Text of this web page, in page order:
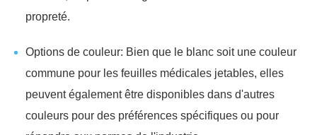
propreté.
Options de couleur: Bien que le blanc soit une couleur
commune pour les feuilles médicales jetables, elles
peuvent également être disponibles dans d'autres
couleurs pour des préférences spécifiques ou pour